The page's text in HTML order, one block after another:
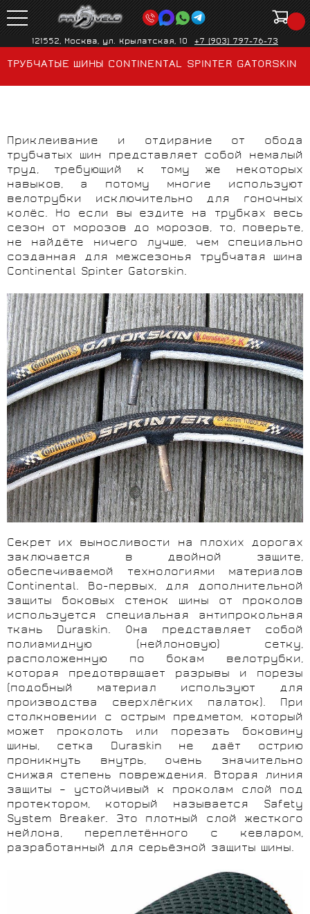
121552, Москва, ул. Крылатская, 10 +7 (903) 797-76-73
ТРУБЧАТЫЕ ШИНЫ CONTINENTAL SPINTER GATORSKIN
Приклеивание и отдирание от обода
трубчатых шин представляет собой немалый
труд, требующий к тому же некоторых
навыков, а потому многие используют
велотрубки исключительно для гоночных
колёс. Но если вы ездите на трубках весь
сезон от морозов до морозов, то, поверьте,
не найдёте ничего лучше, чем специально
созданная для межсезонья трубчатая шина
Continental Spinter Gatorskin.
Секрет их выносливости на плохих дорогах
заключается в двойной защите,
обеспечиваемой технологиями материалов
Continental. Во-первых, для дополнительной
защиты боковых стенок шины от проколов
используется специальная антипрокольная
ткань Duraskin. Она представляет собой
полиамидную (нейлоновую) сетку,
расположенную по бокам велотрубки,
которая предотвращает разрывы и порезы
(подобный материал используют для
производства сверхлёгких палаток). При
столкновении с острым предметом, который
может проколоть или порезать боковину
шины, сетка Duraskin не даёт острию
проникнуть внутрь, очень значительно
снижая степень повреждения. Вторая линия
защиты – устойчивый к проколам слой под
протектором, который называется Safety
System Breaker. Это плотный слой жесткого
нейлона, переплетённого с кевларом,
разработанный для серьёзной защиты шины.